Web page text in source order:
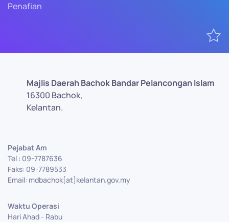
Penafian
Majlis Daerah Bachok Bandar Pelancongan Islam
16300 Bachok,
Kelantan.
Pejabat Am
Tel : 09-7787636
Faks: 09-7789533
Email: mdbachok[at]kelantan.gov.my
Waktu Operasi
Hari Ahad - Rabu